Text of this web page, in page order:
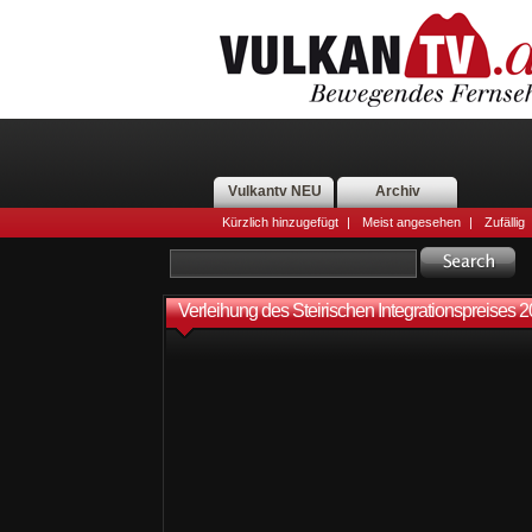
Vulkantv NEU Archiv
Kürzlich hinzugefügt | Meist angesehen | Zufällig
Verleihung des Steirischen Integrationspreises